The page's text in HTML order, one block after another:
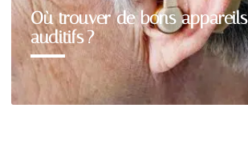
Où trouver de bons appareils
auditifs ?